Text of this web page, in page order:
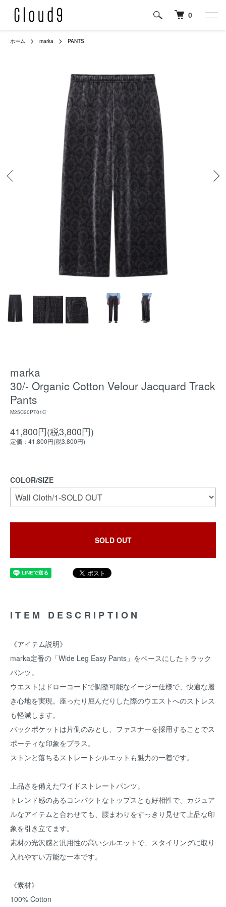
0
ホーム marka PANTS
marka
30/- Organic Cotton Velour Jacquard Track
Pants
M25C20PT01C
41,800円(税3,800円)
定価：41,800円(税3,800円)
COLOR/SIZE
SOLD OUT
ITEM DESCRIPTION
《アイテム説明》
marka定番の「Wide Leg Easy Pants」をベースにしたトラック
パンツ。
ウエストはドローコードで調整可能なイージー仕様で、快適な履
き心地を実現。座ったり屈んだりした際のウエストへのストレス
も軽減します。
バックポケットは片側のみとし、ファスナーを採用することでス
ポーティな印象をプラス。
ストンと落ちるストレートシルエットも魅力の一着です。
上品さを備えたワイドストレートパンツ。
トレンド感のあるコンパクトなトップスとも好相性で、カジュア
ルなアイテムと合わせても、腰まわりをすっきり見せて上品な印
象を引き立てます。
素材の光沢感と汎用性の高いシルエットで、スタイリングに取り
入れやすい万能な一本です。
《素材》
100% Cotton